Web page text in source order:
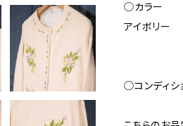
◯カラー
アイボリー
◯コンディシ